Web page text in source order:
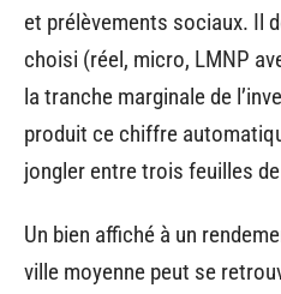
et prélèvements sociaux. Il
choisi (réel, micro, LMNP
la tranche marginale de
produit ce chiffre
jongler entre trois feuilles
Un bien affiché à un
ville moyenne peut se